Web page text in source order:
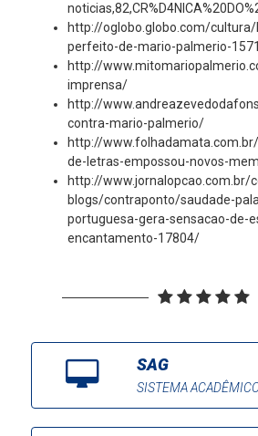
http://oglobo.globo.com/
perfeito-de-mario-palmerio-
http://
imprensa/
http://
contra-mario-palmerio/
http://
de-letras-empossou-novos-
http://www.jornalopcao.com.br/
blogs/contraponto/saudade-
portuguesa-gera-sensacao-de-
encantamento-17804/
SAG
SISTEMA